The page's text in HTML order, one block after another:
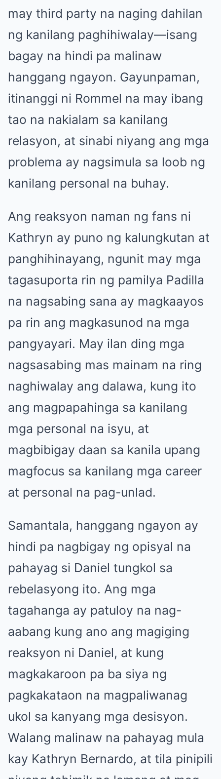
may third party na naging dahilan
ng kanilang paghihiwalay—isang
bagay na hindi pa malinaw
hanggang ngayon. Gayunpaman,
itinanggi ni Rommel na may ibang
tao na nakialam sa kanilang
relasyon, at sinabi niyang ang mga
problema ay nagsimula sa loob ng
kanilang personal na buhay.
Ang reaksyon naman ng fans ni
Kathryn ay puno ng kalungkutan at
panghihinayang, ngunit may mga
tagasuporta rin ng pamilya Padilla
na nagsabing sana ay magkaayos
pa rin ang magkasunod na mga
pangyayari. May ilan ding mga
nagsasabing mas mainam na ring
naghiwalay ang dalawa, kung ito
ang magpapahinga sa kanilang
mga personal na isyu, at
magbibigay daan sa kanila upang
magfocus sa kanilang mga career
at personal na pag-unlad.
Samantala, hanggang ngayon ay
hindi pa nagbigay ng opisyal na
pahayag si Daniel tungkol sa
rebelasyong ito. Ang mga
tagahanga ay patuloy na nag-
aabang kung ano ang magiging
reaksyon ni Daniel, at kung
magkakaroon pa ba siya ng
pagkakataon na magpaliwanag
ukol sa kanyang mga desisyon.
Walang malinaw na pahayag mula
kay Kathryn Bernardo, at tila pinipili